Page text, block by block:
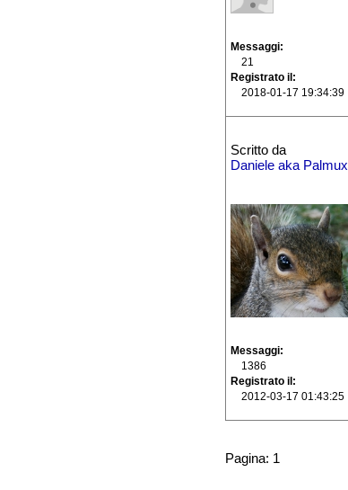
Messaggi
21
Registrato il
2018-01-17 19:34:39
Scritto da
Daniele aka Palmux
Messaggi
1386
Registrato il
2012-03-17 01:43:25
Pagina: 1